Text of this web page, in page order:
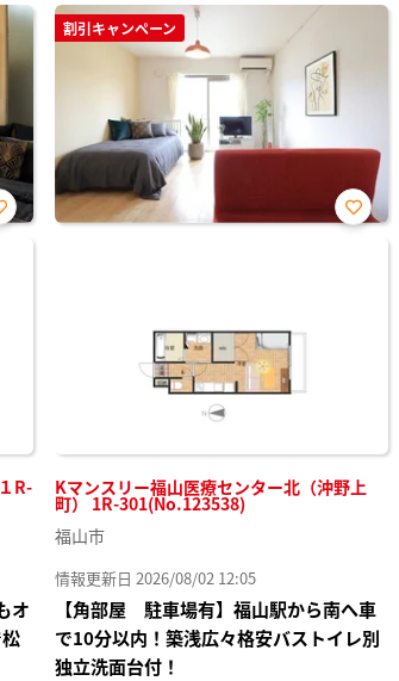
R-
オ
割引キャンペーン
Kマンスリー福山医療センター北（沖野上
町） 1R-301(No.123538)
お気
福山市
情報更新日 2026/08/02 12:05
【角部屋 駐車場有】福山駅から南へ車
で10分以内！築浅広々格安バストイレ別
独立洗面台付！